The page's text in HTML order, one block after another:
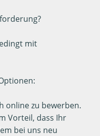
mit
online zu bewerben.
Vorteil, dass Ihr
bei uns neu